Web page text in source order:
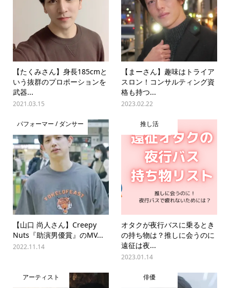
【たくみさん】身長185cmと
いう抜群のプロポーションを
武器...
2021.03.15
【まーさん】趣味はトライア
スロン！コンサルティング資
格も持つ...
2023.02.22
パフォーマー / ダンサー
【山口 尚人さん】Creepy
Nuts『助演男優賞』のMV...
2022.11.14
推し活
オタクが夜行バスに乗るとき
の持ち物は？推しに会うのに
遠征は夜...
2023.01.14
アーティスト 俳優